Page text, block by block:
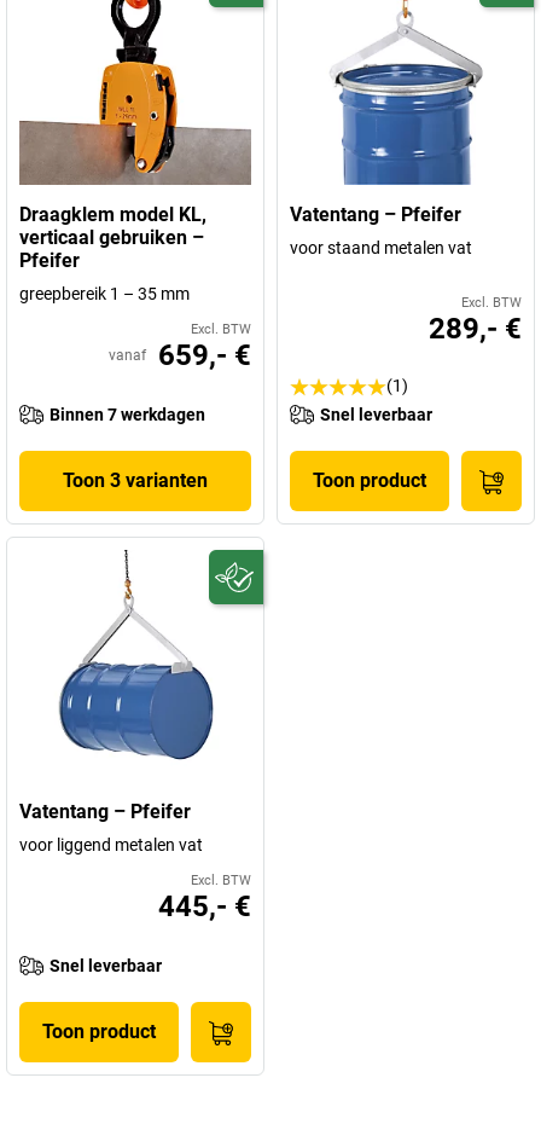
Draagklem model KL,
verticaal gebruiken –
Pfeifer
greepbereik 1 – 35 mm
Excl. BTW
vanaf 659,- €
Binnen 7 werkdagen
Toon 3 varianten
Vatentang – Pfeifer
voor staand metalen vat
Excl. BTW
289,- €
(1)
Snel leverbaar
Toon product
Vatentang – Pfeifer
voor liggend metalen vat
Excl. BTW
445,- €
Snel leverbaar
Toon product